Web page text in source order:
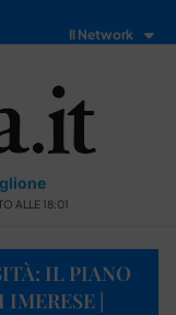
Il Network
ALLE 18:01
IL PIANO
|